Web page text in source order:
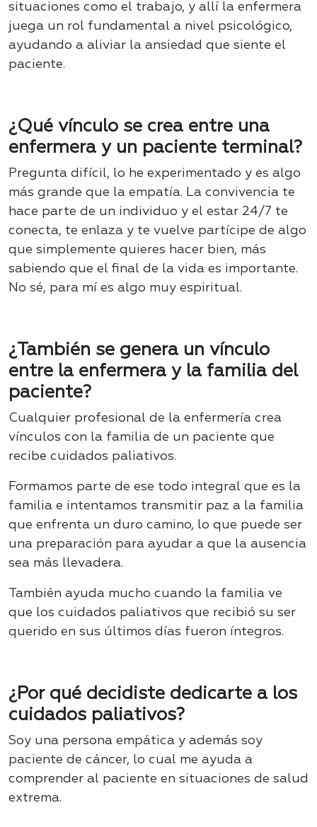
situaciones como el trabajo, y allí la enfermera
juega un rol fundamental a nivel psicológico,
ayudando a aliviar la ansiedad que siente el
paciente.
¿Qué vínculo se crea entre una
enfermera y un paciente terminal?
Pregunta difícil, lo he experimentado y es algo
más grande que la empatía. La convivencia te
hace parte de un individuo y el estar 24/7 te
conecta, te enlaza y te vuelve partícipe de algo
que simplemente quieres hacer bien, más
sabiendo que el final de la vida es importante.
No sé, para mí es algo muy espiritual.
¿También se genera un vínculo
entre la enfermera y la familia del
paciente?
Cualquier profesional de la enfermería crea
vínculos con la familia de un paciente que
recibe cuidados paliativos.
Formamos parte de ese todo integral que es la
familia e intentamos transmitir paz a la familia
que enfrenta un duro camino, lo que puede ser
una preparación para ayudar a que la ausencia
sea más llevadera.
También ayuda mucho cuando la familia ve
que los cuidados paliativos que recibió su ser
querido en sus últimos días fueron íntegros.
¿Por qué decidiste dedicarte a los
cuidados paliativos?
Soy una persona empática y además soy
paciente de cáncer, lo cual me ayuda a
comprender al paciente en situaciones de salud
extrema.